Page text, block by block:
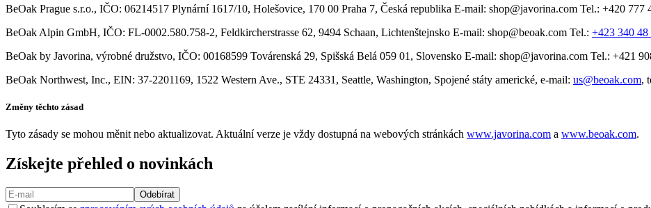
BeOak Prague s.r.o., IČO: 06214517 Plynární 1617/10, Holešovice, 170 00 Praha 7, Česká republika E-mail: shop@javorina.com Tel.: +420 777
BeOak Alpin GmbH, IČO: FL-0002.580.758-2, Feldkircherstrasse 62, 9494 Schaan, Lichtenštejnsko E-mail: shop@beoak.com Tel.: +423 340 48
BeOak by Javorina, výrobné družstvo, IČO: 00168599 Továrenská 29, Spišská Belá 059 01, Slovensko E-mail: shop@javorina.com Tel.: +421
BeOak Northwest, Inc., EIN: 37-2201169, 1522 Western Ave., STE 24331, Seattle, Washington, Spojené státy americké, e-mail: us@beoak.com,
Změny těchto zásad
Tyto zásady se mohou měnit nebo aktualizovat. Aktuální verze je vždy dostupná na webových stránkách www.javorina.com a www.beoak.com.
Získejte přehled o novinkách
Odebírat